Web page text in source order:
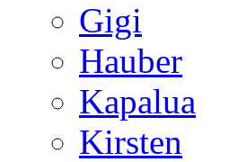
Gigi
Hauber
Kapalua
Kirsten